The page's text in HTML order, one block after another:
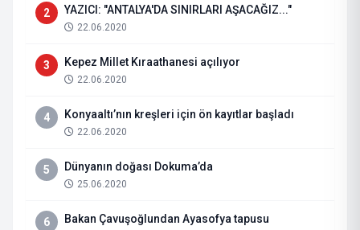
2 YAZICI: "ANTALYA'DA SINIRLARI AŞACAĞIZ..."
22.06.2020
3 Kepez Millet Kıraathanesi açılıyor
22.06.2020
4 Konyaaltı’nın kreşleri için ön kayıtlar başladı
22.06.2020
5 Dünyanın doğası Dokuma’da
25.06.2020
6 Bakan Çavuşoğlundan Ayasofya tapusu